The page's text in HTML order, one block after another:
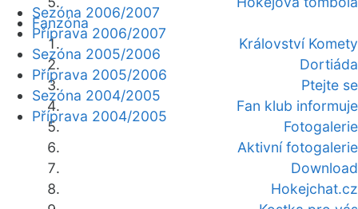
Fanzóna
Království Komety
Dortiáda
Ptejte se
Fan klub informuje
Fotogalerie
Aktivní fotogalerie
Download
Hokejchat.cz
Sezóna 2006/2007
Příprava 2006/2007
Sezóna 2005/2006
Příprava 2005/2006
Sezóna 2004/2005
Příprava 2004/2005